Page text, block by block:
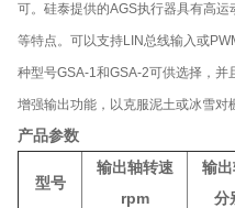
可。 硅泰提供的AGS执行器具有高运
等特点。可以支持LIN总线输入或
种型号GSA-1和GSA-2可供选择，并
增强输出功能，以克服泥土或冰雪对
产品参数
型号
输出轴转速
rpm
输
分